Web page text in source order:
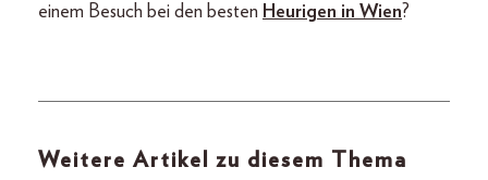
einem Besuch bei den besten Heurigen in Wien?
Weitere Artikel zu diesem Thema